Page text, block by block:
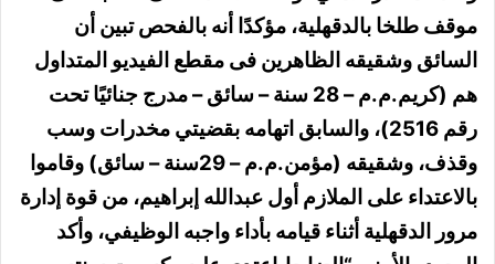
موقف طلخا بالدقهلية، مؤكدًا أنه بالفحص تبين أن
السائق وشقيقه الظاهرين فى مقطع الفيديو المتداول
هم (كريم.م.م – 28 سنة – سائق – مدرج جنائيًا تحت
رقم 2516)، والسابق اتهامه بقضيتي مخدرات وسب
وقذف، وشقيقه (مؤمن.م.م – 29سنة – سائق) وقاموا
بالاعتداء على الملازم أول عبدالله إبراهيم، من قوة إدارة
مرور الدقهلية أثناء قيامه بأداء واجبه الوظيفي، وأكد